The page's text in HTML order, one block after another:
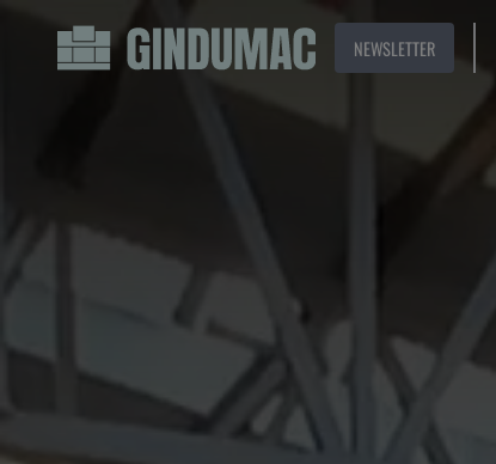
NEWSLETTER